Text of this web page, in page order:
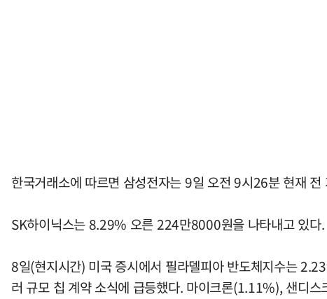
한국거래소에 따르면 삼성전자는 9일 오전 9시26분 현재
SK하이닉스는 8.29% 오른 224만8000원을 나타내고 있다.
8일(현지시간) 미국 증시에서 필라델피아 반도체지수는
러 규모 칩 계약 소식에 급등했다. 마이크론(1.11%), 샌